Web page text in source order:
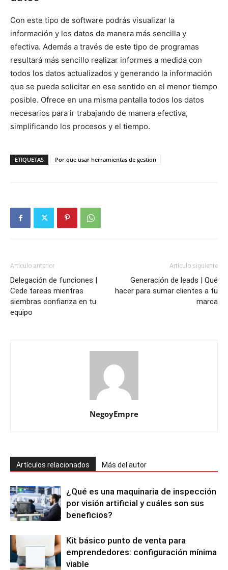
Con este tipo de software podrás visualizar la
información y los datos de manera más sencilla y
efectiva. Además a través de este tipo de programas
resultará más sencillo realizar informes a medida con
todos los datos actualizados y generando la información
que se pueda solicitar en ese sentido en el menor tiempo
posible. Ofrece en una misma pantalla todos los datos
necesarios para ir trabajando de manera efectiva,
simplificando los procesos y el tiempo.
ETIQUETAS Por que usar herramientas de gestion
Artículo anterior
Delegación de funciones |
Cede tareas mientras
siembras confianza en tu
equipo
Artículo siguiente
Generación de leads | Qué
hacer para sumar clientes a tu
marca
NegoyEmpre
Artículos relacionados Más del autor
¿Qué es una maquinaria de inspección
por visión artificial y cuáles son sus
beneficios?
Kit básico punto de venta para
emprendedores: configuración mínima
viable